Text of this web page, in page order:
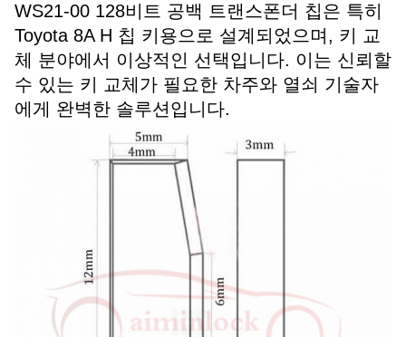
WS21-00 128비트 공백 트랜스폰더 칩은 특히
Toyota 8A H 칩 키용으로 설계되었으며, 키 교
체 분야에서 이상적인 선택입니다. 이는 신뢰할
수 있는 키 교체가 필요한 차주와 열쇠 기술자
에게 완벽한 솔루션입니다.